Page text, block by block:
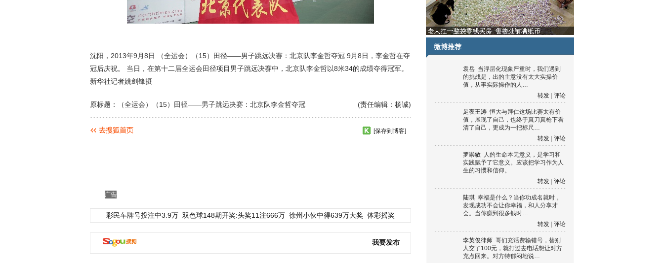
沈阳，2013年9月8日 （全运会）（15）田径——男子跳远决赛：北京队李金哲夺冠 9月8日，李金哲在夺
冠后庆祝。 当日，在第十二届全运会田径项目男子跳远决赛中，北京队李金哲以8米34的成绩夺得冠军。
新华社记者姚剑锋摄
(责任编辑：杨诚)
原标题：（全运会）（15）田径——男子跳远决赛：北京队李金哲夺冠
[保存到博客]
广告
彩民车牌号投注中3.9万 双色球148期开奖:头奖11注666万 徐州小伙中得639万大奖 体彩摇奖
我要发布
微博推荐
袁岳 当浮层化现象严重时，我们遇到
的挑战是，出的主意没有太大实操价
值，从事实际操作的人…
转发
评论
足夜王涛 恒大与拜仁这场比赛太有价
值，展现了自己，也终于真刀真枪下看
清了自己，更成为一把标尺…
转发
评论
罗崇敏 人的生命本无意义，是学习和
实践赋予了它意义。应该把学习作为人
生的习惯和信仰。
转发
评论
陆琪 幸福是什么？当你功成名就时，
发现成功不会让你幸福，和人分享才
会。当你赚到很多钱时…
转发
评论
李英俊律师 哥们充话费输错号，替别
人交了100元，就打过去电话想让对方
充点回来。对方特郁闷地说…